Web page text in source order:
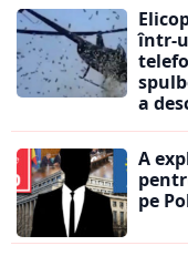
într-
a
A
pe